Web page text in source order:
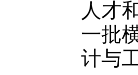
人才
一批
计与